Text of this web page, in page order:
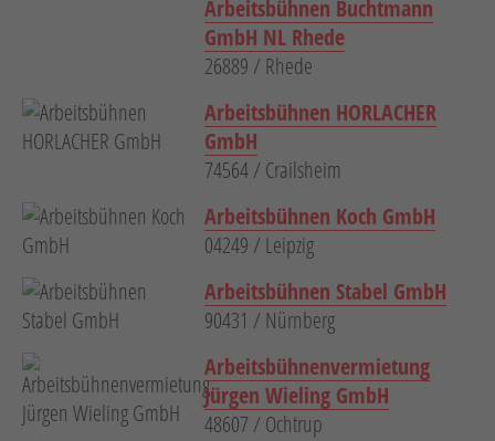
Unternehmen
Kontakt
Jobs
Schulungen
Verweis
Facebook
Verweis
Instagram
Arbeitsbühnen Buchtmann
GmbH NL Rhede
26889 / Rhede
Arbeitsbühnen HORLACHER
GmbH
74564 / Crailsheim
Arbeitsbühnen Koch GmbH
04249 / Leipzig
Arbeitsbühnen Stabel GmbH
90431 / Nürnberg
Arbeitsbühnenvermietung
Jürgen Wieling GmbH
48607 / Ochtrup